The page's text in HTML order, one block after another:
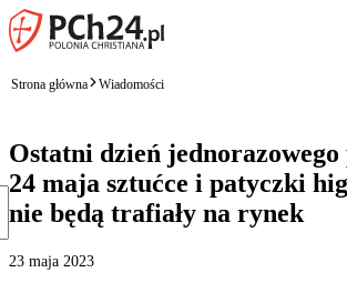
Strona główna Wiadomości
Ostatni dzień
24 maja sztućce i patyczki
nie będą trafiały na rynek
23 maja 2023